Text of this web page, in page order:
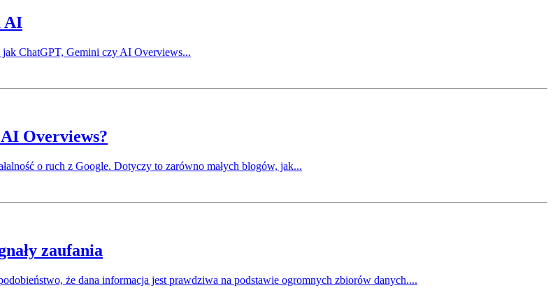
AI
ChatGPT, Gemini czy AI Overviews...
Overviews?
o ruch z Google. Dotyczy to zarówno małych blogów, jak...
zaufania
że dana informacja jest prawdziwa na podstawie ogromnych zbiorów danych....